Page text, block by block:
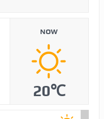
NOW
20℃